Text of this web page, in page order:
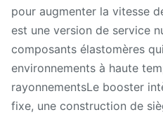
pour augmenter la vitesse
est une version de service
composants élastomères
environnements à haute
rayonnementsLe booster
fixe, une construction de